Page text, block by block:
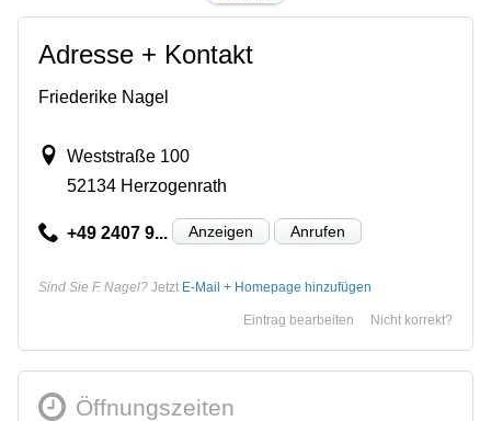
Adresse + Kontakt
Friederike Nagel
Weststraße 100
52134 Herzogenrath
+49 2407 9... Anzeigen Anrufen
Sind Sie F. Nagel? Jetzt E-Mail + Homepage hinzufügen
Nicht korrekt?
Eintrag bearbeiten
Öffnungszeiten